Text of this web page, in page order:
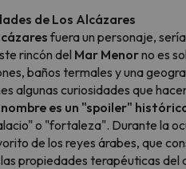
de Los Alcázares
fuera un personaje,
rincón del Mar Menorno es
baños termales y una
algunas curiosidades que
nombre es un "spoiler"
o "fortaleza". Durante la
de los reyes árabes, que
propiedades terapéuticas del